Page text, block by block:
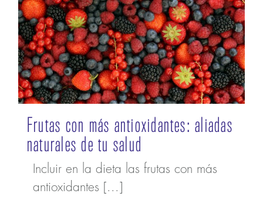
Frutas con más antioxidantes: aliadas
naturales de tu salud
Incluir en la dieta las frutas con más
antioxidantes [...]